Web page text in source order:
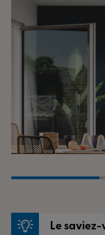
Le saviez-